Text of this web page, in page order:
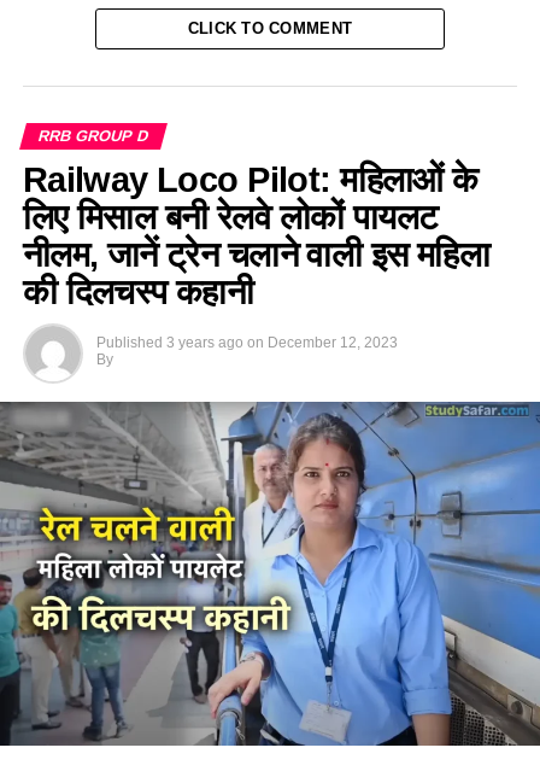
CLICK TO COMMENT
RRB GROUP D
Railway Loco Pilot: महिलाओं के
लिए मिसाल बनी रेलवे लोकों पायलट
नीलम, जानें ट्रेन चलाने वाली इस महिला
की दिलचस्प कहानी
Published 3 years ago on December 12, 2023
By